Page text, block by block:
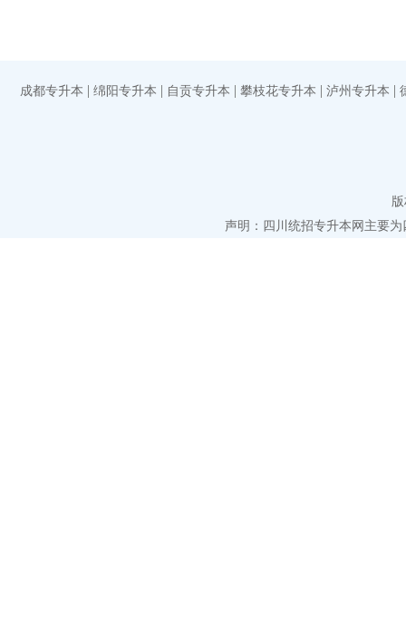
成都专升本 | 绵阳专升本 | 自贡专升本 | 攀枝花专升本 | 泸州专升本 |
声明：四川统招专升本网主要